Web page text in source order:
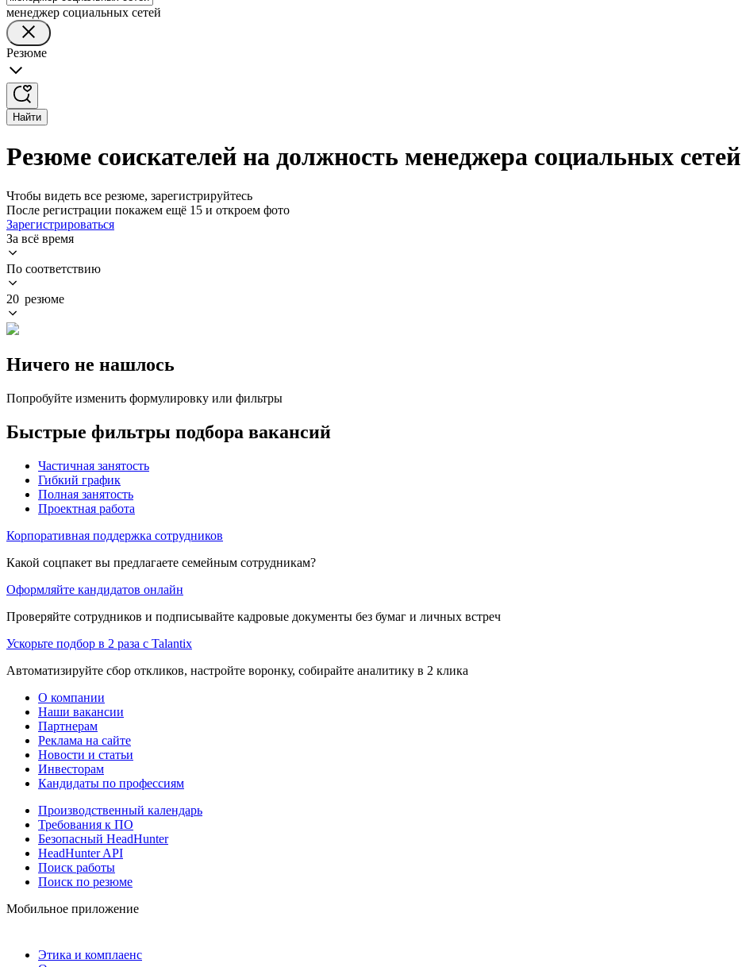
менеджер социальных сетей
Резюме
Найти
Резюме соискателей на должность менеджера социальных
Чтобы видеть все резюме, зарегистрируйтесь
После регистрации покажем ещё 15 и откроем фото
Зарегистрироваться
За всё время
По соответствию
20 резюме
Ничего не нашлось
Попробуйте изменить формулировку или фильтры
Быстрые фильтры подбора вакансий
Частичная занятость
Гибкий график
Полная занятость
Проектная работа
Корпоративная поддержка сотрудников
Какой соцпакет вы предлагаете семейным сотрудникам?
Оформляйте кандидатов онлайн
Проверяйте сотрудников и подписывайте кадровые документы без бумаг и личных встреч
Ускорьте подбор в 2 раза с Talantix
Автоматизируйте сбор откликов, настройте воронку, собирайте аналитику в 2 клика
О компании
Наши вакансии
Партнерам
Реклама на сайте
Новости и статьи
Инвесторам
Кандидаты по профессиям
Производственный календарь
Требования к ПО
Безопасный HeadHunter
HeadHunter API
Поиск работы
Поиск по резюме
Мобильное приложение
Этика и комплаенс